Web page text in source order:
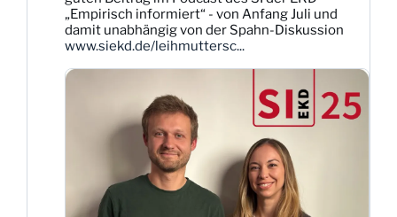
Bluesky
ansehen
„Empirisch informiert“ - von Anfang Juli und
damit unabhängig von der Spahn-Diskussion
www.siekd.de/leihmuttersc...